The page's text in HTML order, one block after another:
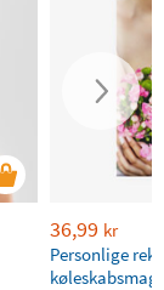
36,99 kr
Personlige